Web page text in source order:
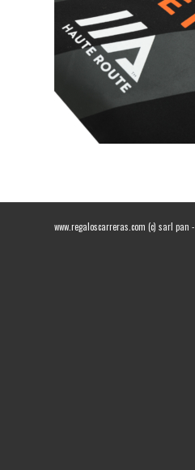
www.regaloscarreras.com (c) sarl pan -